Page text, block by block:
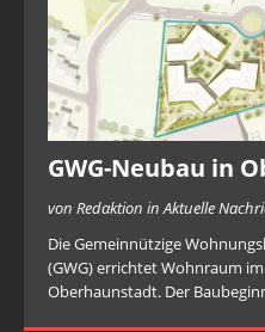
GWG-Neubau in
von Redaktion in Aktuelle
Die Gemeinnützige
(GWG) errichtet Wohnraum
Oberhaunstadt. Der